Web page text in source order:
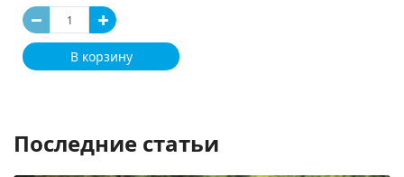
В корзину
Последние статьи